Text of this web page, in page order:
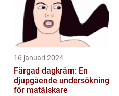
16 januari 2024
Färgad dagkräm: En
djupgående undersökning
för matälskare